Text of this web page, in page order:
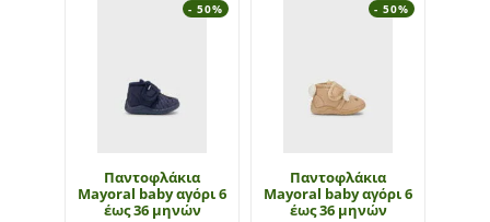
- 50%
Παντοφλάκια
Mayoral baby αγόρι 6
έως 36 μηνών
- 50%
Παντοφλάκια
Mayoral baby αγόρι 6
έως 36 μηνών